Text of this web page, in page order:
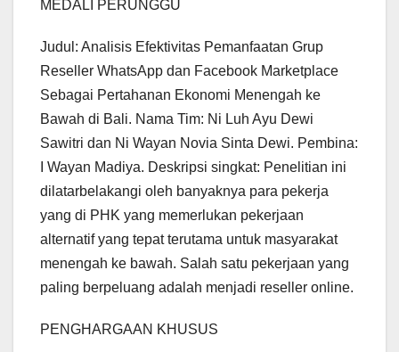
MEDALI PERUNGGU
Judul: Analisis Efektivitas Pemanfaatan Grup
Reseller WhatsApp dan Facebook Marketplace
Sebagai Pertahanan Ekonomi Menengah ke
Bawah di Bali. Nama Tim: Ni Luh Ayu Dewi
Sawitri dan Ni Wayan Novia Sinta Dewi. Pembina:
I Wayan Madiya. Deskripsi singkat: Penelitian ini
dilatarbelakangi oleh banyaknya para pekerja
yang di PHK yang memerlukan pekerjaan
alternatif yang tepat terutama untuk masyarakat
menengah ke bawah. Salah satu pekerjaan yang
paling berpeluang adalah menjadi reseller online.
PENGHARGAAN KHUSUS